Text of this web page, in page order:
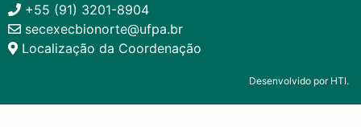
+55 (91) 3201-8904
secexecbionorte@ufpa.br
Localização da Coordenação
Desenvolvido por HTI.